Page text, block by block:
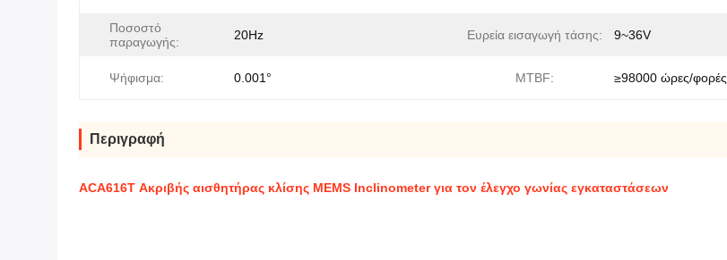
Ποσοστό
παραγωγής:
20Hz Ευρεία εισαγωγή τάσης: 9~36V
Ψήφισμα: 0.001° MTBF: ≥98000 ώρες/φορές
Περιγραφή
ACA616T Ακριβής αισθητήρας κλίσης MEMS Inclinometer για τον έλεγχο γωνίας εγκαταστάσεων